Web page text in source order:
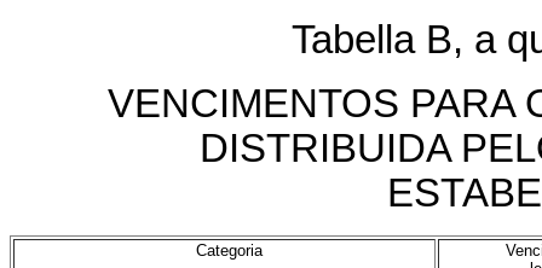
Tabella B, a
VENCIMENTOS PARA
DISTRIBUIDA
Categoria